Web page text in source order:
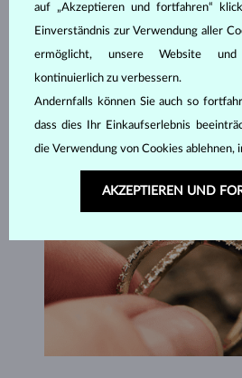
SCHMUCK AUS DEM
auf „Akzeptieren und fortfahren“
Einverständnis zur Verwendung aller
ermöglicht, unsere Website und
kontinuierlich zu verbessern.
Andernfalls können Sie auch so
dass dies Ihr Einkaufserlebnis
die Verwendung von Cookies ablehnen,
AKZEPTIEREN UND